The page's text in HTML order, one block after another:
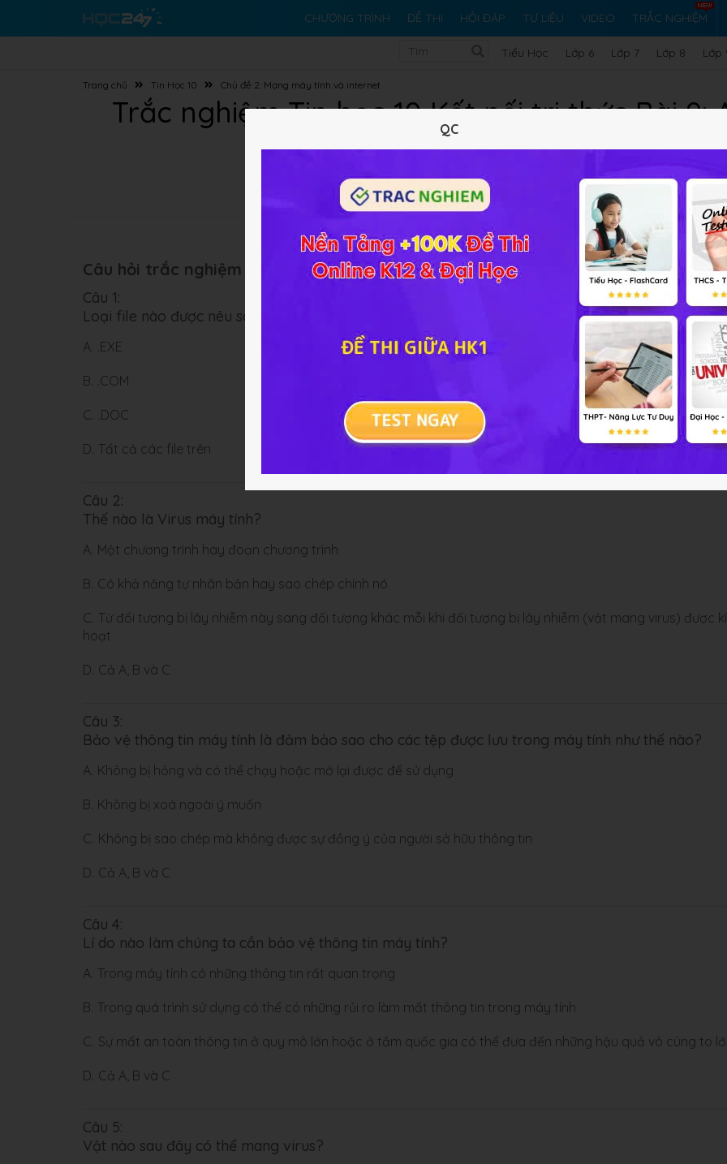
CHƯƠNG TRÌNH ĐỀ THI HỎI ĐÁP TƯ LIỆU VIDEO TRẮC NGHIỆM
Tiểu Học Lớp 6 Lớp 7 Lớp 8 Lớp
Trang chủ Tin Học 10 Chủ đề 2: Mạng máy tính và internet
Trắc nghiệm Tin học 10 Kết nối tri thức Bài
gian mạng
Lý thuyết 10Trắc nghiệm 17BT SGK 16 FAQ
Câu hỏi trắc nghiệm (10 câu):
Câu 1:
Loại file nào được nêu sau đây có thể phát tán được virus?
A. .EXE
B. .COM
C. .DOC
D. Tất cả các file trên
Câu 2:
Thế nào là Virus máy tính?
A. Một chương trình hay đoạn chương trình
B. Có khả năng tự nhân bản hay sao chép chính nó
C. Từ đối tượng bị lây nhiễm này sang đối tượng khác mỗi khi đối tượng bị lây nhiễm (vật mang virus) được
hoạt
D. Cả A, B và C
Câu 3:
Bảo vệ thông tin máy tính là đảm bảo sao cho các tệp được lưu trong máy tính như thế nào?
A. Không bị hỏng và có thể chạy hoặc mở lại được để sử dụng
B. Không bị xoá ngoài ý muốn
C. Không bị sao chép mà không được sự đồng ý của người sở hữu thông tin
D. Cả A, B và C
Câu 4:
Lí do nào làm chúng ta cần bảo vệ thông tin máy tính?
A. Trong máy tính có những thông tin rất quan trọng
B. Trong quá trình sử dụng có thể có những rủi ro làm mất thông tin trong máy tính
C. Sự mất an toàn thông tin ở quy mô lớn hoặc ở tầm quốc gia có thể đưa đến những hậu quả vô cùng to
D. Cả A, B và C
Câu 5:
Vật nào sau đây có thể mang virus?
QC